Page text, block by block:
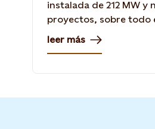
instalada de 212 MW y
proyectos, sobre todo
gerente general de la
María Teresa
leer más